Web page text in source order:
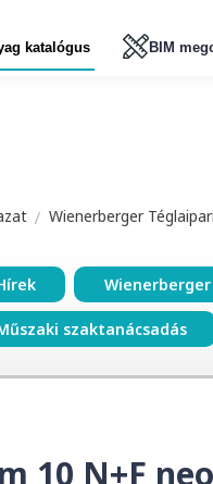
katalógus BIM
Wienerberger
szaktanácsadás
10 N+F